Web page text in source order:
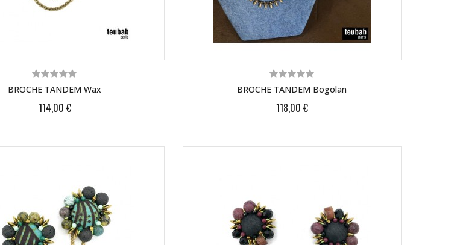
BROCHE TANDEM Wax
114,00 €
BROCHE TANDEM Bogolan
118,00 €